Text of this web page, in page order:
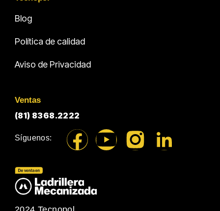
Blog
Política de calidad
Aviso de Privacidad
Ventas
(81) 8368.2222
Síguenos: